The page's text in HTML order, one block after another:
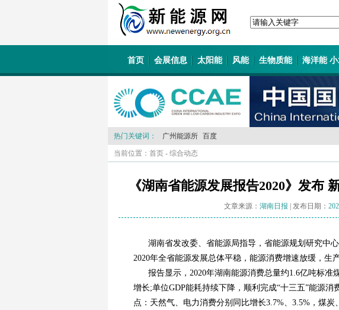
首页 会展信息 太阳能 风能 生物质能 海洋能
热门关键词： 广州能源所 百度
当前位置： 首页 - 综合动态
《湖南省能源发展报告2020》发布
文章来源： 湖南日报 | 发布日期：
湖南省发改委、省能源局指导，省能源规划研究中
2020年全省能源发展总体平稳，能源消费增速放缓，生
报告显示，2020年湖南能源消费总量约1.6亿吨标
增长;单位GDP能耗持续下降，顺利完成“十三五”能源
点：天然气、电力消费分别同比增长3.7%、3.5%，煤炭